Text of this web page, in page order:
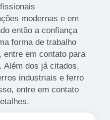
modernas e em
então a confiança
forma de trabalho
entre em contato para
Além dos já citados,
industriais e ferro
entre em contato